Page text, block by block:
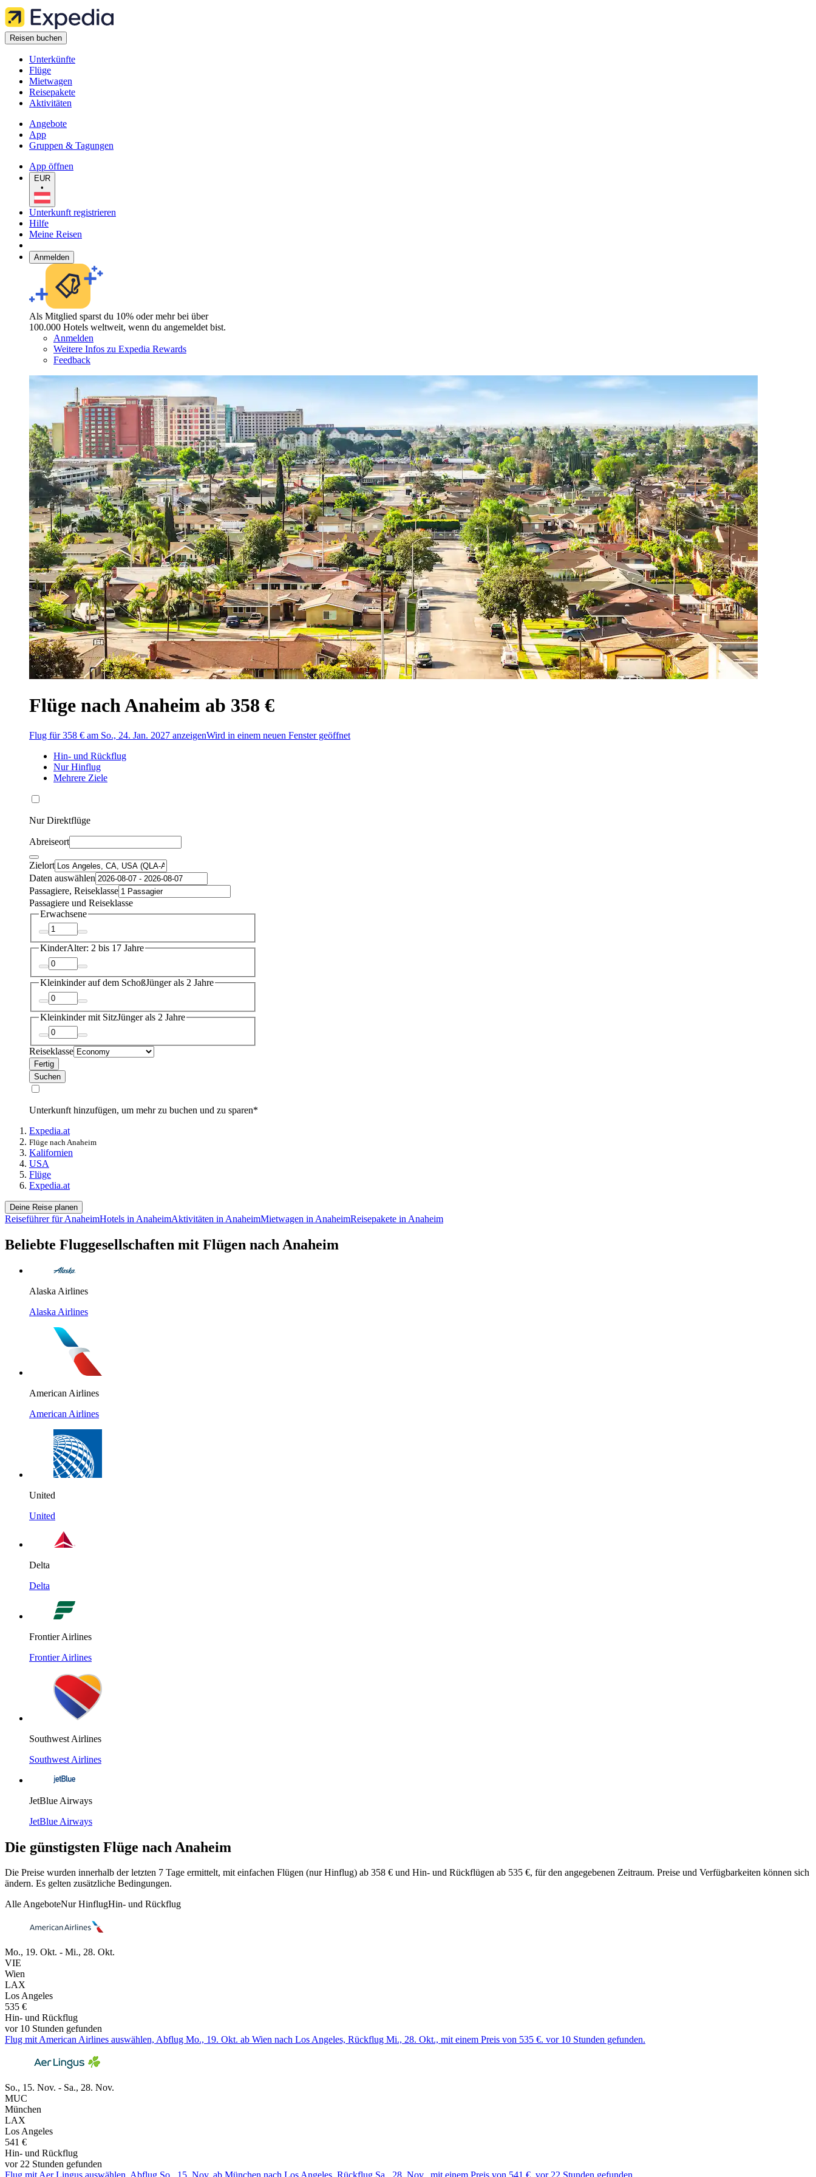
Reisen buchen
Unterkünfte
Flüge
Mietwagen
Reisepakete
Aktivitäten
Angebote
App
Gruppen & Tagungen
App öffnen
EUR
•
Unterkunft registrieren
Hilfe
Meine Reisen
Anmelden
Als Mitglied sparst du 10% oder mehr bei über
100.000 Hotels weltweit, wenn du angemeldet bist.
Anmelden
Weitere Infos zu Expedia Rewards
Feedback
Flüge nach Anaheim ab 358 €
Flug für 358 € am So., 24. Jan. 2027 anzeigenWird in einem neuen Fenster geöffnet
Hin- und Rückflug
Nur Hinflug
Mehrere Ziele
Nur Direktflüge
Abreiseort
Zielort
Daten auswählen
Passagiere, Reiseklasse
Passagiere und Reiseklasse
Erwachsene
KinderAlter: 2 bis 17 Jahre
Kleinkinder auf dem SchoßJünger als 2 Jahre
Kleinkinder mit SitzJünger als 2 Jahre
Reiseklasse
Fertig
Suchen
Unterkunft hinzufügen, um mehr zu buchen und zu sparen*
Expedia.at
Flüge nach Anaheim
Kalifornien
USA
Flüge
Expedia.at
Deine Reise planen
Reiseführer für AnaheimHotels in AnaheimAktivitäten in AnaheimMietwagen in AnaheimReisepakete in Anaheim
Beliebte Fluggesellschaften mit Flügen nach Anaheim
Alaska Airlines
Alaska Airlines
American Airlines
American Airlines
United
United
Delta
Delta
Frontier Airlines
Frontier Airlines
Southwest Airlines
Southwest Airlines
JetBlue Airways
JetBlue Airways
Die günstigsten Flüge nach Anaheim
Die Preise wurden innerhalb der letzten 7 Tage ermittelt, mit einfachen Flügen (nur Hinflug) ab 358 € und Hin- und Rückflügen ab 535 €, für den angegebenen Zeitraum. Preise und Verfügbarkeiten können sich
ändern. Es gelten zusätzliche Bedingungen.
Alle AngeboteNur HinflugHin- und Rückflug
Mo., 19. Okt. - Mi., 28. Okt.
VIE
Wien
LAX
Los Angeles
535 €
Hin- und Rückflug
vor 10 Stunden gefunden
Flug mit American Airlines auswählen, Abflug Mo., 19. Okt. ab Wien nach Los Angeles, Rückflug Mi., 28. Okt., mit einem Preis von 535 €. vor 10 Stunden gefunden.
So., 15. Nov. - Sa., 28. Nov.
MUC
München
LAX
Los Angeles
541 €
Hin- und Rückflug
vor 22 Stunden gefunden